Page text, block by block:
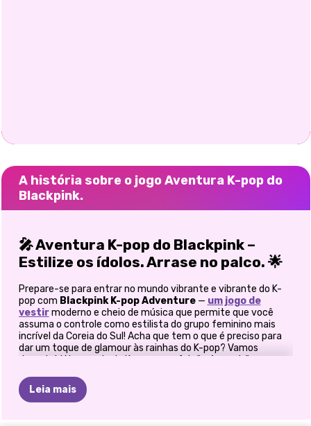
A história sobre o jogo Aventura K-pop do
Blackpink.
🎤 Aventura K-pop do Blackpink –
Estilize os ídolos. Arrase no palco. 🌟
Prepare-se para entrar no mundo vibrante e vibrante do K-
pop com Blackpink K-pop Adventure— um jogo de
vestirmoderno e cheio de música que permite que você
assuma o controle como estilista do grupo feminino mais
incrível da Coreia do Sul! Acha que tem o que é preciso para
dar um toque de glamour às rainhas do K-pop? Vamos
descobrir! No mundo do K-pop, a perfeição é o padrão — e
coreografias apuradas, essas idols
os palcos. Mas por trás de cada apresentação lendária existe
Leia mais